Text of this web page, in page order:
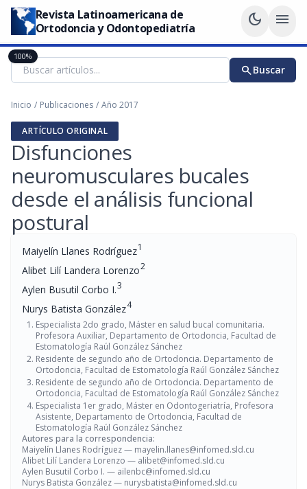
Revista Latinoamericana de
Ortodoncia y Odontopediatría
dark_mode menu
searchBuscar
Inicio / Publicaciones / Año 2017
ARTÍCULO ORIGINAL
Disfunciones
neuromusculares bucales
desde el análisis funcional
postural
Maiyelín Llanes Rodríguez1
Alibet Lilí Landera Lorenzo2
Aylen Busutil Corbo I.3
Nurys Batista González4
Especialista 2do grado, Máster en salud bucal comunitaria.
Profesora Auxiliar, Departamento de Ortodoncia, Facultad de
Estomatología Raúl González Sánchez
Residente de segundo año de Ortodoncia. Departamento de
Ortodoncia, Facultad de Estomatología Raúl González Sánchez
Residente de segundo año de Ortodoncia. Departamento de
Ortodoncia, Facultad de Estomatología Raúl González Sánchez
Especialista 1er grado, Máster en Odontogeriatría, Profesora
Asistente, Departamento de Ortodoncia, Facultad de
Estomatología Raúl González Sánchez
Autores para la correspondencia:
Maiyelín Llanes Rodríguez — mayelin.llanes@infomed.sld.cu
Alibet Lilí Landera Lorenzo — alibet@infomed.sld.cu
Aylen Busutil Corbo I. — ailenbc@infomed.sld.cu
Nurys Batista González — nurysbatista@infomed.sld.cu
100%